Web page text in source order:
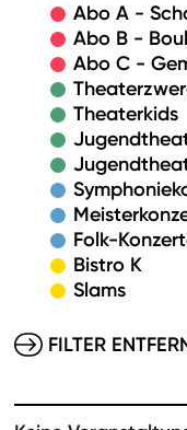
Abo A -
Abo B -
Abo C -
Theaterkids
Folk-
Bistro K
Slams
FILTER